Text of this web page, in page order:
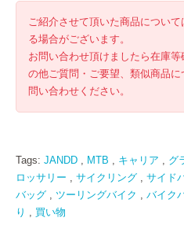
ご紹介させて頂いた商品につい
る場合がございます。
お問い合わせ頂けましたら在庫
の他ご質問・ご要望、類似商品
問い合わせください。
Tags: JANDD MTB キャリア グ
ロッサリー
サイクリング サイド
バッグ
ツーリングバイク バイク
り
買い物